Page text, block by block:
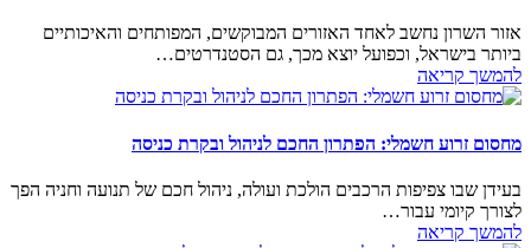
אזור השרון נחשב לאחד האזורים המבוקשים, המפותחים והאיכותיים
ביותר בישראל, וכפועל יוצא מכך, גם הסטנדרטים…
להמשך קריאה
מחסום זרוע חשמלי: הפתרון החכם לניהול ובקרת כניסה
בעידן שבו צפיפות הרכבים הולכת ועולה, ניהול חכם של תנועה וחניה הפך
לצורך קיומי עבור…
להמשך קריאה